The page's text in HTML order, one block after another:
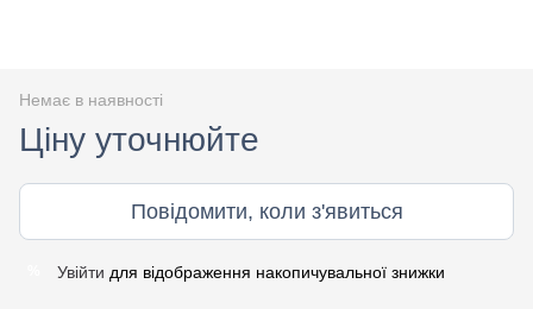
Немає в наявності
Ціну уточнюйте
Повідомити, коли з'явиться
Увійти для відображення накопичувальної знижки